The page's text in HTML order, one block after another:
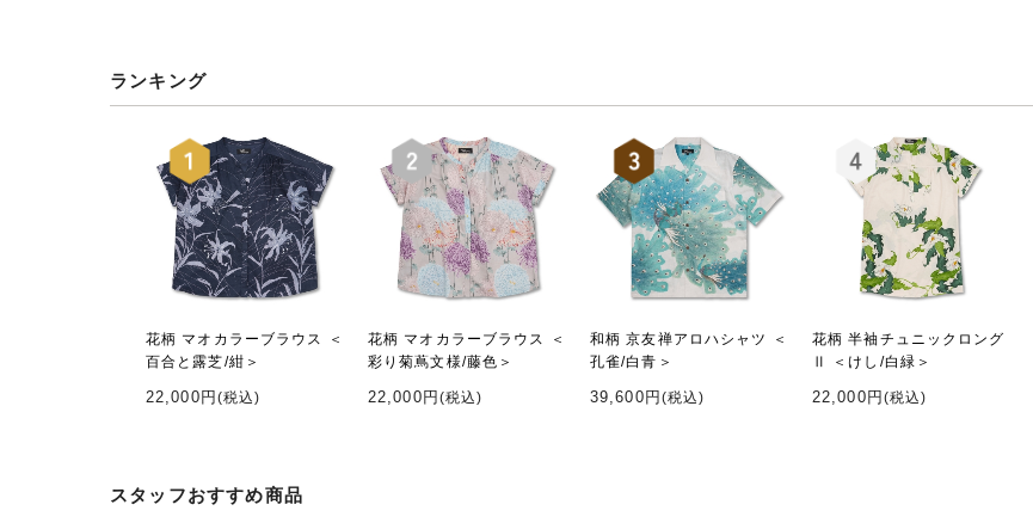
ランキング
花柄 マオカラーブラウス ＜
百合と露芝/紺＞
22,000円 (税込)
花柄 マオカラーブラウス ＜
彩り菊蔦文様/藤色＞
22,000円 (税込)
和柄 京友禅アロハシャツ ＜
孔雀/白青＞
39,600円 (税込)
花柄 半袖チュニックロング
Ⅱ ＜けし/白緑＞
22,000円 (税込)
スタッフおすすめ商品